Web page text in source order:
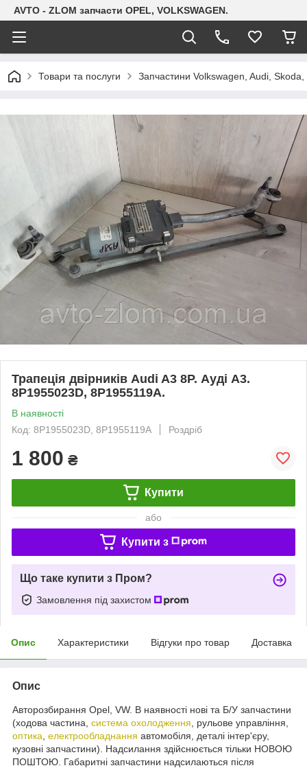
AVTO - ZLOM запчасти OPEL, VOLKSWAGEN.
Товари та послуги Запчастини Volkswagen, Audi, Skoda,
Трапеція двірників Audi A3 8P. Ауді А3.
8P1955023D, 8P1955119A.
В наявності
Код: 8P1955023D, 8P1955119A
Роздріб
1 800 ₴
Купити
або
Купити з
Що таке купити з Пром?
Замовлення під захистом
Опис Характеристики Відгуки про товар Доставка
Опис
Авторозбирання Opel, VW. В наявності нові та Б/У запчастини
(ходова частина, система охолодження , рульове управління,
оптика електрообладнання автомобіля, деталі інтер'єру,
кузовні запчастини). Надсилання здійснюється тільки НОВОЮ
ПОШТОЮ. Габаритні запчастини надсилаються після